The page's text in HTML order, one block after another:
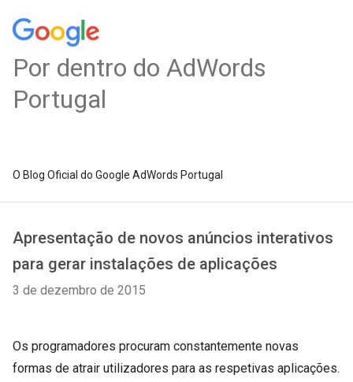
Por dentro do AdWords
Portugal
O Blog Oficial do Google AdWords Portugal
Apresentação de novos anúncios interativos
para gerar instalações de aplicações
3 de dezembro de 2015
Os programadores procuram constantemente novas
formas de atrair utilizadores para as respetivas aplicações.